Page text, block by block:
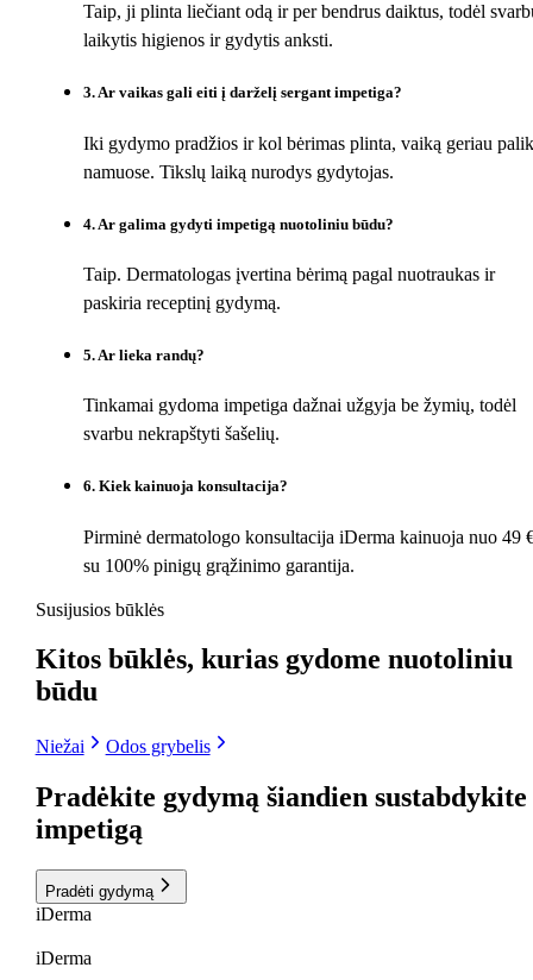
Taip, ji plinta liečiant odą ir per bendrus daiktus, todėl
laikytis higienos ir gydytis anksti.
3.Ar vaikas gali eiti į darželį sergant impetiga?
Iki gydymo pradžios ir kol bėrimas plinta, vaiką geriau
namuose. Tikslų laiką nurodys gydytojas.
4. Ar galima gydyti impetigą nuotoliniu būdu?
Taip. Dermatologas įvertina bėrimą pagal nuotraukas ir
paskiria receptinį gydymą.
5.Ar lieka randų?
Tinkamai gydoma impetiga dažnai užgyja be žymių, todėl
svarbu nekrapštyti šašelių.
6. Kiek kainuoja konsultacija?
Pirminė dermatologo konsultacija iDerma kainuoja nuo 49
su 100% pinigų grąžinimo garantija.
Susijusios būklės
Kitos būklės, kurias gydome nuotoliniu
būdu
Niežai Odos grybelis
Pradėkite gydymą šiandien sustabdykite
impetigą
Pradėti gydymą
iDerma
iDerma